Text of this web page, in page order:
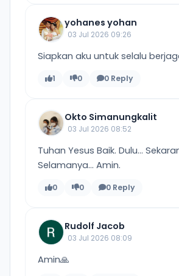
yohanes yohan
03 Jul 2026 09:26
Siapkan aku untuk selalu
1 0 0 Reply
Okto Simanungkalit
03 Jul 2026 08:52
Tuhan Yesus Baik. Dulu...
Selamanya... Amin.
0 0 0 Reply
Rudolf Jacob
03 Jul 2026 08:09
Amin🙏